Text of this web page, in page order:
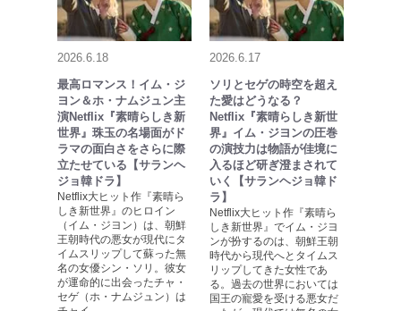
2026.6.18
最高ロマンス！イム・ジ
ヨン＆ホ・ナムジュン主
演Netflix『素晴らしき新
世界』珠玉の名場面がド
ラマの面白さをさらに際
立たせている【サランヘ
ジョ韓ドラ】
Netflix大ヒット作『素晴ら
しき新世界』のヒロイン
（イム・ジヨン）は、朝鮮
王朝時代の悪女が現代にタ
イムスリップして蘇った無
名の女優シン・ソリ。彼女
が運命的に出会ったチャ・
セゲ（ホ・ナムジュン）は
2026.6.17
ソリとセゲの時空を超え
た愛はどうなる？
Netflix『素晴らしき新世
界』イム・ジヨンの圧巻
の演技力は物語が佳境に
入るほど研ぎ澄まされて
いく【サランヘジョ韓ド
ラ】
Netflix大ヒット作『素晴ら
しき新世界』でイム・ジヨ
ンが扮するのは、朝鮮王朝
時代から現代へとタイムス
リップしてきた女性であ
る。過去の世界においては
国王の寵愛を受ける悪女だ